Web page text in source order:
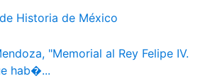
Historia de México
"Memorial al Rey Felipe IV.
hab�...